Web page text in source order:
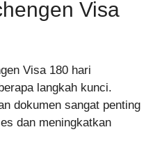
Visa
Visa 180 hari
langkah kunci.
dokumen sangat penting
dan meningkatkan